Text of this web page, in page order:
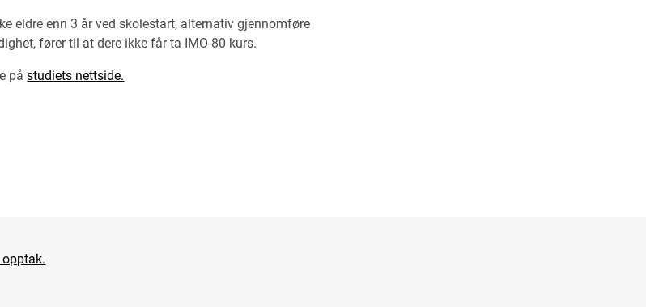
eldre enn 3 år ved skolestart, alternativ gjennomføre
fører til at dere ikke får ta IMO-80 kurs.
påstudiets nettside.